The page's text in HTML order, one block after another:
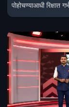
पोहोचण्याआधी रिक्षात